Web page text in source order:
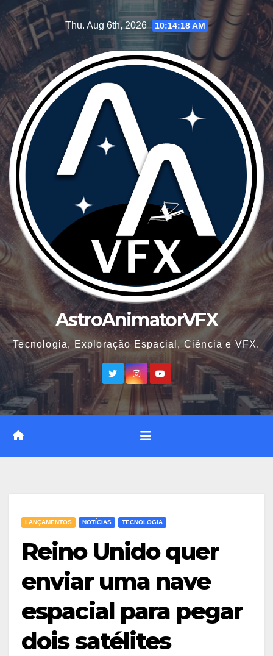
Skip
to
content
Thu. Aug 6th, 2026 10:14:19 AM
AstroAnimatorVFX
Tecnologia, Exploração Espacial, Ciência e VFX.
LANÇAMENTOS NOTÍCIAS TECNOLOGIA
Reino Unido quer
enviar uma nave
espacial para pegar
dois satélites